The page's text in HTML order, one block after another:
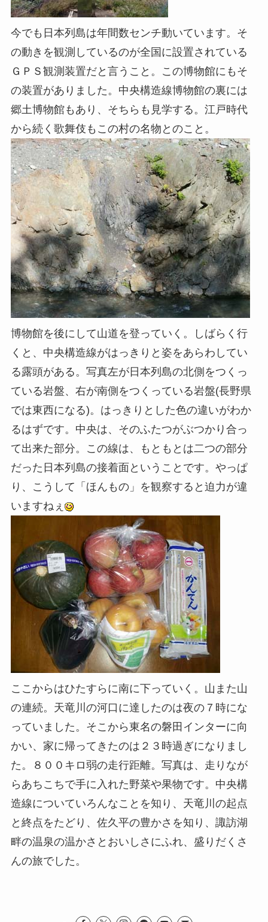
今でも日本列島は年間数センチ動いています。そ
の動きを観測しているのが全国に設置されている
ＧＰＳ観測装置だと言うこと。この博物館にもそ
の装置がありました。中央構造線博物館の裏には
郷土博物館もあり、そちらも見学する。江戸時代
から続く歌舞伎もこの村の名物とのこと。
博物館を後にして山道を登っていく。しばらく行
くと、中央構造線がはっきりと姿をあらわしてい
る露頭がある。写真左が日本列島の北側をつくっ
ている岩盤、右が南側をつくっている岩盤(長野県
では東西になる)。はっきりとした色の違いがわか
るはずです。中央は、そのふたつがぶつかり合っ
て出来た部分。この線は、もともとは二つの部分
だった日本列島の接着面ということです。やっぱ
り、こうして「ほんもの」を観察すると迫力が違
いますねぇ
ここからはひたすらに南に下っていく。山また山
の連続。天竜川の河口に達したのは夜の７時にな
っていました。そこから東名の磐田インターに向
かい、家に帰ってきたのは２３時過ぎになりまし
た。８００キロ弱の走行距離。写真は、走りなが
らあちこちで手に入れた野菜や果物です。中央構
造線についていろんなことを知り、天竜川の起点
と終点をたどり、佐久平の豊かさを知り、諏訪湖
畔の温泉の温かさとおいしさにふれ、盛りだくさ
んの旅でした。